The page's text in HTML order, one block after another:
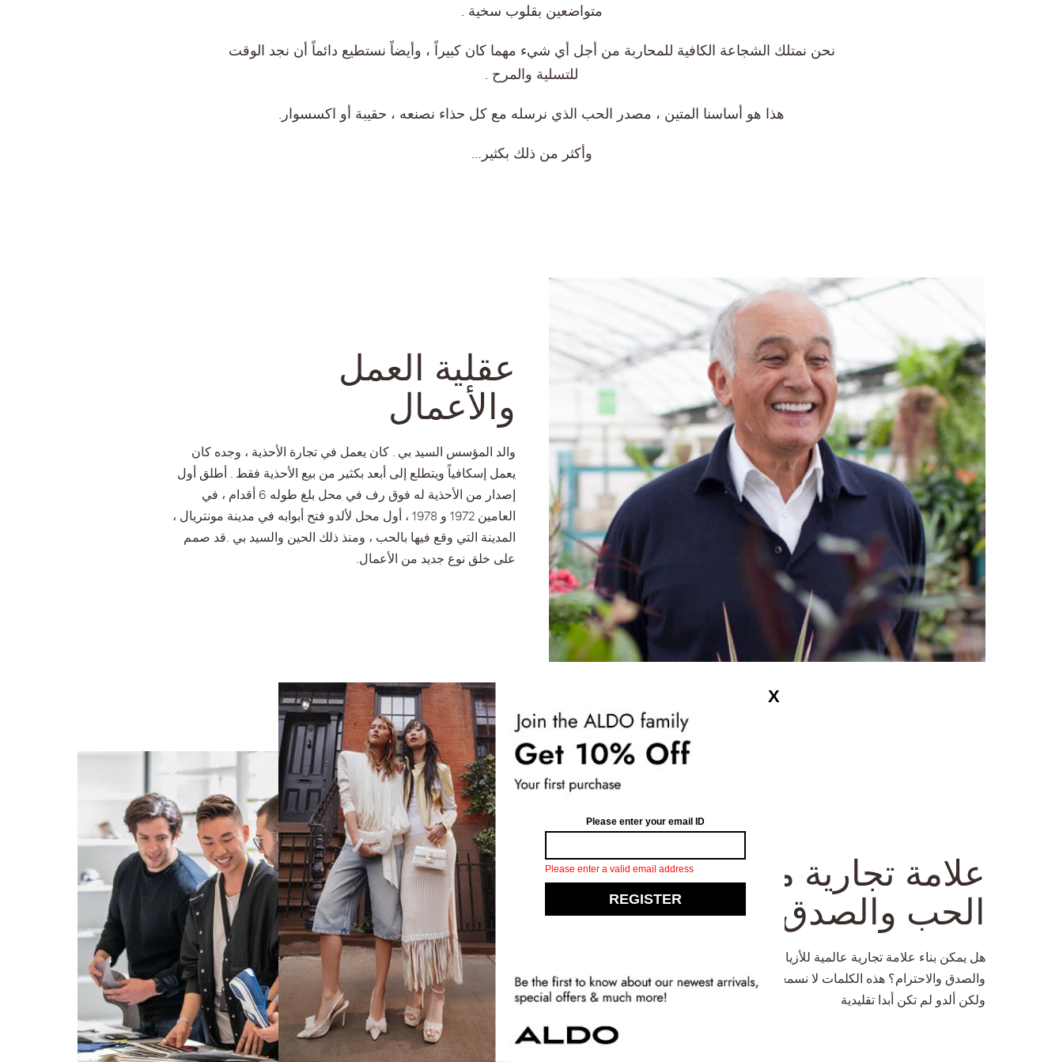
متواضعين بقلوب سخية .
نحن نمتلك الشجاعة الكافية للمحاربة من أجل أي شيء مهما كان كبيراً ، وأيضاً نستطيع دائماً أن نجد الوقت
للتسلية والمرح .
هذا هو أساسنا المتين ، مصدر الحب الذي نرسله مع كل حذاء نصنعه ، حقيبة أو اكسسوار.
وأكثر من ذلك بكثير…
عقلية العمل
والأعمال
والد المؤسس السيد بي . كان يعمل في تجارة الأحذية ، وجده كان
يعمل إسكافياً ويتطلع إلى أبعد بكثير من بيع الأحذية فقط . أطلق أول
إصدار من الأحذية له فوق رف في محل بلغ طوله 6 أقدام ، في
العامين 1972 و 1978 ، أول محل لألدو فتح أبوابه في مدينة مونتريال ،
المدينة التي وقع فيها بالحب ، ومنذ ذلك الحين والسيد بي .قد صمم
على خلق نوع جديد من الأعمال.
علامة تجارية مبنية على
الحب والصدق والاحترام
هل يمكن بناء علامة تجارية عالمية للأزياء على القيم الإنسانية مثل الحب
والصدق والاحترام؟ هذه الكلمات لا نسمعها عادة في عالم الأزياء ...
ولكن ألدو لم تكن أبدا تقليدية